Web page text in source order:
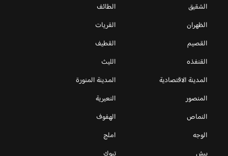
الشقيق
الطائف
الظهران
القريات
القصيم
القطيف
القنفذه
الليث
المدينة الاقتصادية
المدينة المنورة
المنصور
النعيرية
النماص
الهفوف
الوجه
املج